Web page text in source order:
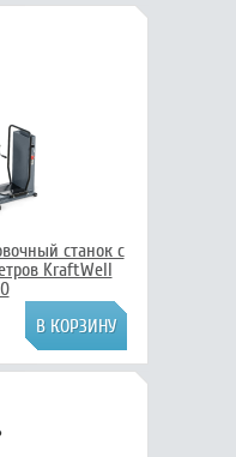
станок с
KraftWell